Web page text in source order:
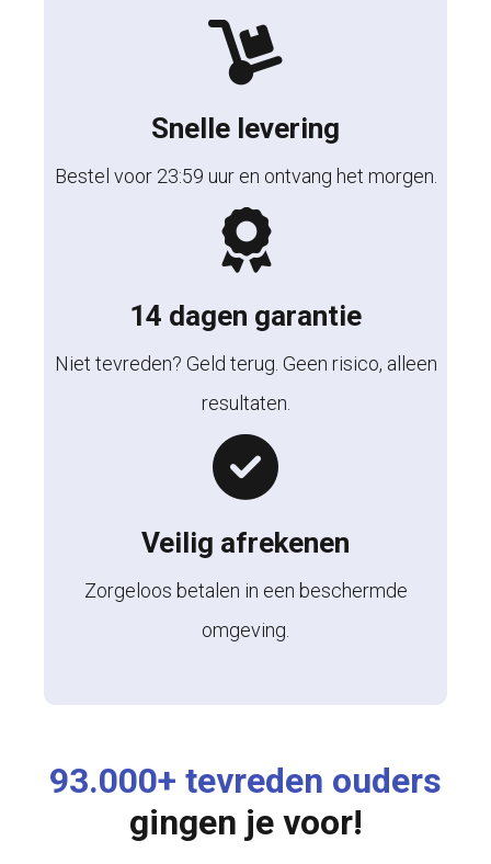
Snelle levering
Bestel voor 23:59 uur en ontvang het morgen.
14 dagen garantie
Niet tevreden? Geld terug. Geen risico, alleen
resultaten.
Veilig afrekenen
Zorgeloos betalen in een beschermde
omgeving.
93.000+ tevreden ouders
gingen je voor!